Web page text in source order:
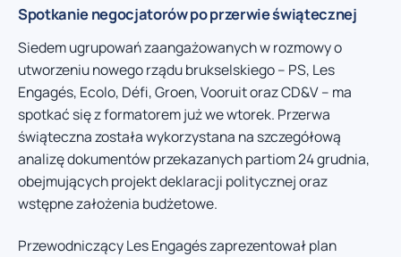
Spotkanie negocjatorów po przerwie świątecznej
Siedem ugrupowań zaangażowanych w rozmowy o
utworzeniu nowego rządu brukselskiego – PS, Les
Engagés, Ecolo, Défi, Groen, Vooruit oraz CD&V – ma
spotkać się z formatorem już we wtorek. Przerwa
świąteczna została wykorzystana na szczegółową
analizę dokumentów przekazanych partiom 24 grudnia,
obejmujących projekt deklaracji politycznej oraz
wstępne założenia budżetowe.
Przewodniczący Les Engagés zaprezentował plan